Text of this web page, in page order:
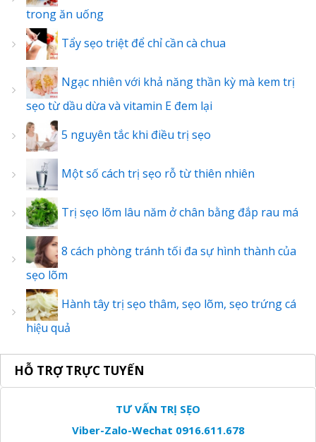
trong ăn uống
Tẩy sẹo triệt để chỉ cần cà chua
Ngạc nhiên với khả năng thần kỳ mà kem trị
sẹo từ dầu dừa và vitamin E đem lại
5 nguyên tắc khi điều trị sẹo
Một số cách trị sẹo rỗ từ thiên nhiên
Trị sẹo lõm lâu năm ở chân bằng đắp rau má
8 cách phòng tránh tối đa sự hình thành của
sẹo lõm
Hành tây trị sẹo thâm, sẹo lõm, sẹo trứng cá
hiệu quả
HỖ TRỢ TRỰC TUYẾN
TƯ VẤN TRỊ SẸO
Viber-Zalo-Wechat 0916.611.678